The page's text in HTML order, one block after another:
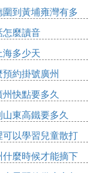
圍到黃埔雍灣有多
麼讀音
海多少天
預約掛號廣州
快點要多久
山東高鐵要多久
可以學習兒童散打
什麼時候才能摘下